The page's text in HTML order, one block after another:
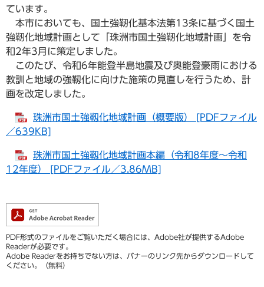
ています。
本市においても、国土強靭化基本法第13条に基づく国土
強靭化地域計画として「珠洲市国土強靭化地域計画」を令
和2年3月に策定しました。
このたび、令和6年能登半島地震及び奥能登豪雨における
教訓と地域の強靱化に向けた施策の見直しを行うため、計
画を改定しました。
珠洲市国土強靱化地域計画（概要版） [PDFファイル
／639KB]
珠洲市国土強靱化地域計画本編（令和8年度～令和
12年度） [PDFファイル／3.86MB]
PDF形式のファイルをご覧いただく場合には、Adobe社が提供するAdobe
Readerが必要です。
Adobe Readerをお持ちでない方は、バナーのリンク先からダウンロードして
ください。（無料）